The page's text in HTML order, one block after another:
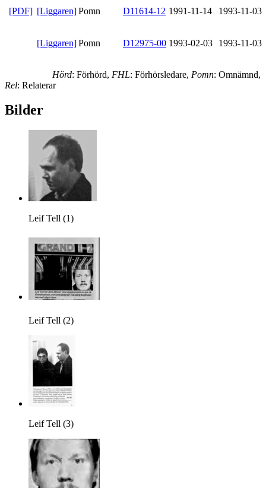
[PDF] [Liggaren]Pomn D11614-12 1991-11-14 1993-11-03
[Liggaren]Pomn D12975-00 1993-02-03 1993-11-03
Hörd: Förhörd, FHL: Förhörsledare, Pomn: Omnämnd,
Rel: Relaterar
Bilder
Leif Tell (1)
Leif Tell (2)
Leif Tell (3)